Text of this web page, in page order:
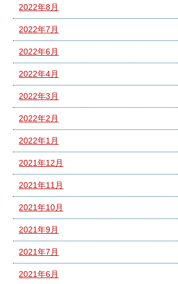
2022年8月
2022年7月
2022年6月
2022年4月
2022年3月
2022年2月
2022年1月
2021年12月
2021年11月
2021年10月
2021年9月
2021年7月
2021年6月